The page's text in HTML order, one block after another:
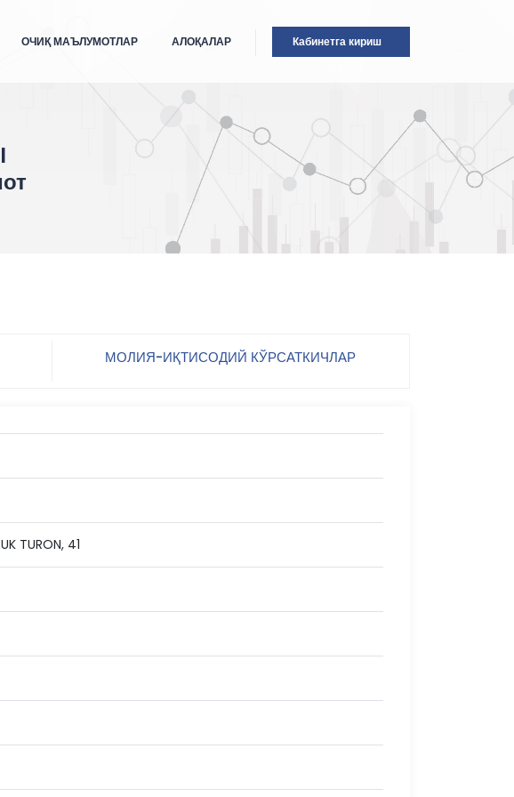
Кабинетга кириш
ОЧИҚ МАЪЛУМОТЛАР АЛОҚАЛАР
МОЛИЯ-ИҚТИСОДИЙ КЎРСАТКИЧЛАР
TURON, 41